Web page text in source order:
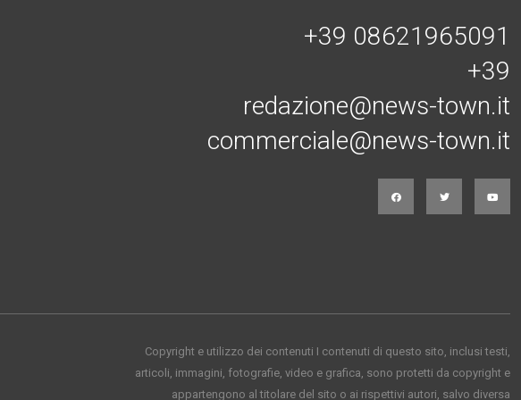
+39 08621965091
+39
redazione@news-town.it
commerciale@news-town.it
Copyright e utilizzo dei contenuti I contenuti di questo sito, inclusi testi,
articoli, immagini, fotografie, video e grafica, sono protetti da copyright e
appartengono al titolare del sito o ai rispettivi autori, salvo diversa